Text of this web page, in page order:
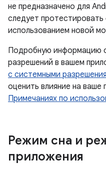
не предназначено для
следует
использованием новой
Подробную информацию
разрешений в вашем
с системными
оценить влияние на ваше
Примечаниях по
Режим сна и
приложения